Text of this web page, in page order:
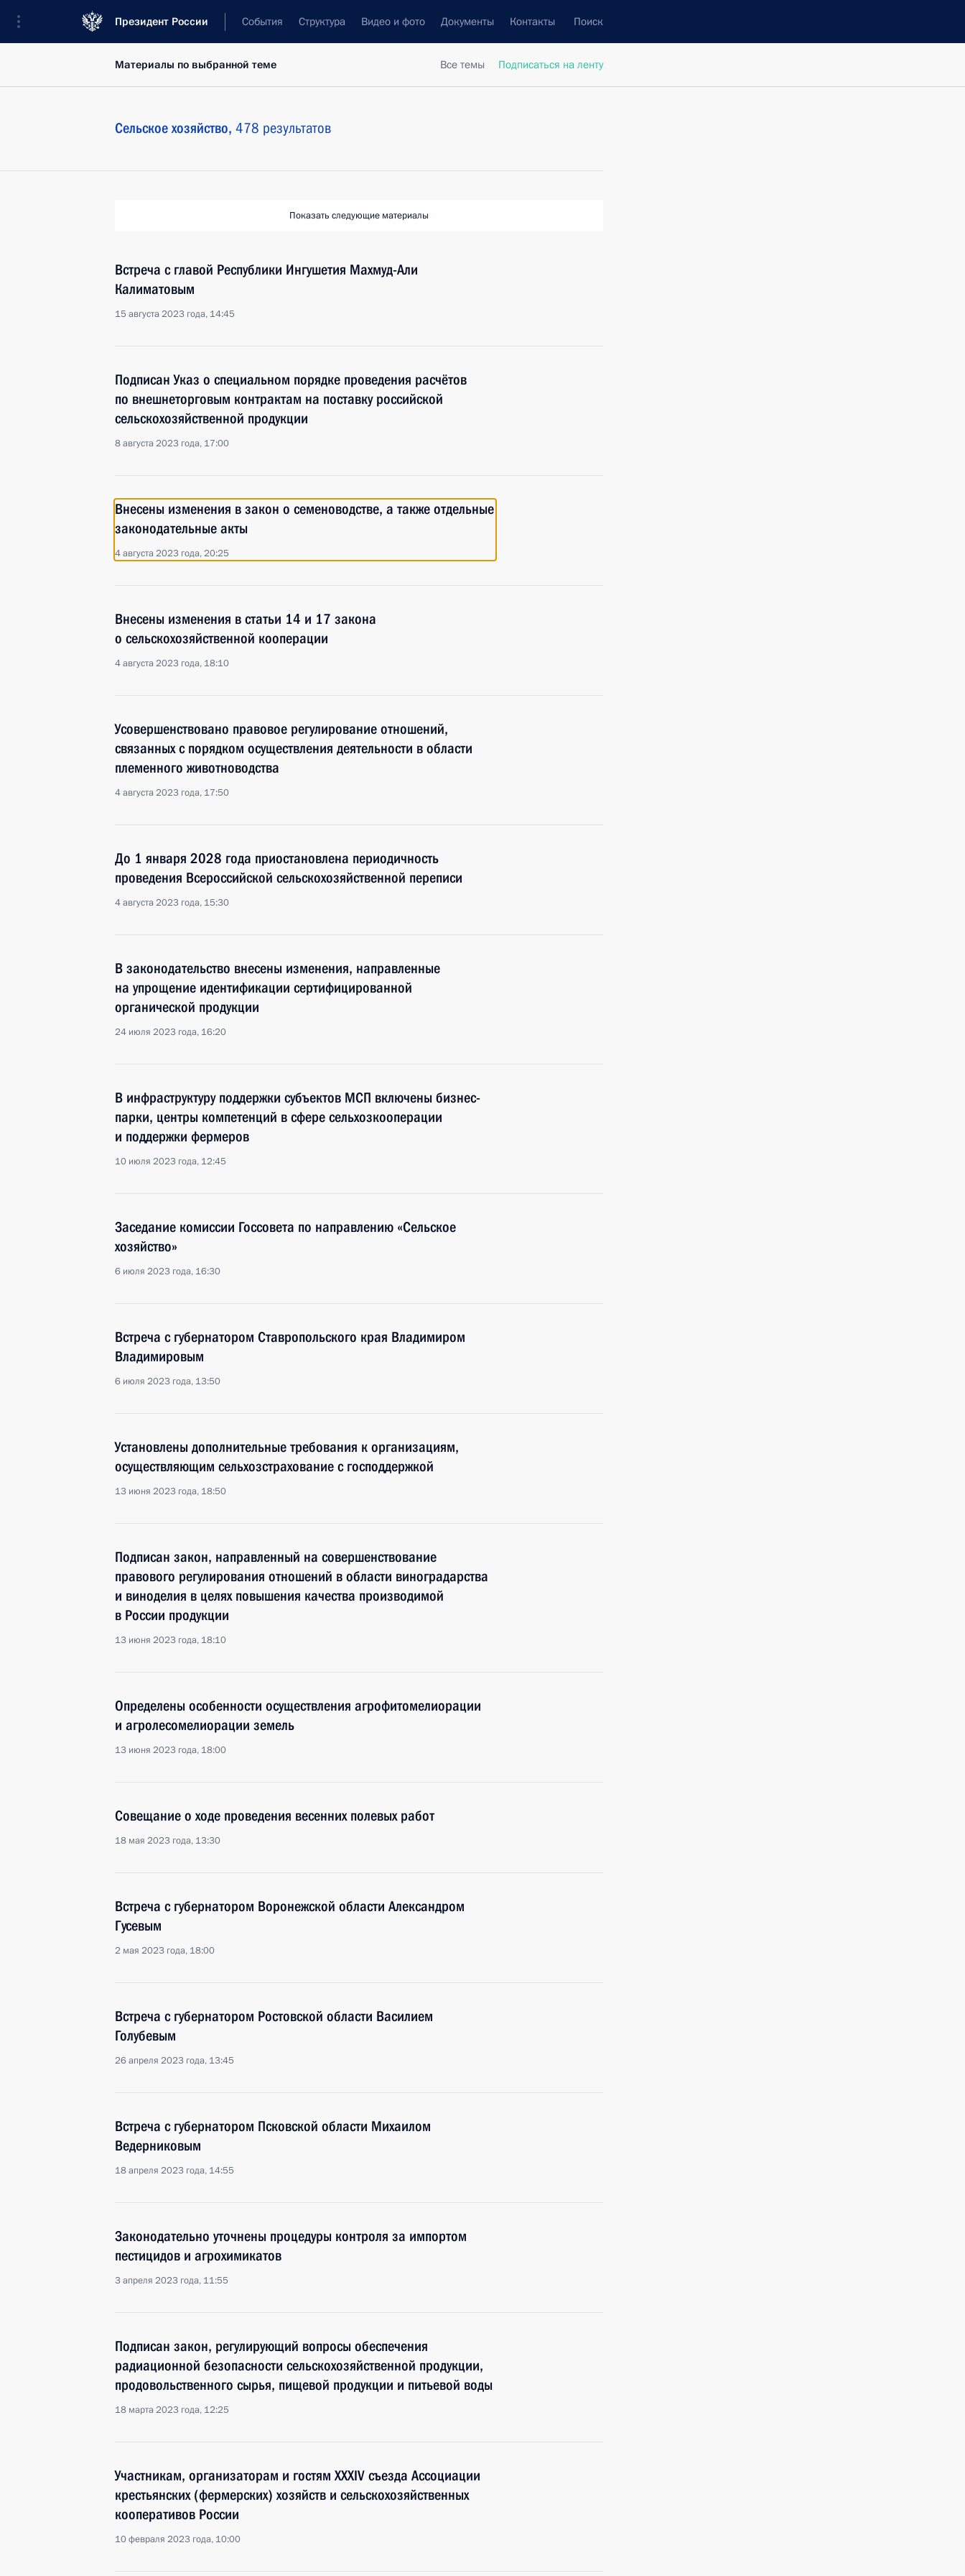
Президент России События Структура Видео и фото Документы Контакты Поиск
Все темы Подписаться на ленту
Материалы по выбранной теме
Сельское хозяйство, 478 результатов
Показать следующие материалы
Встреча с главой Республики Ингушетия Махмуд-Али
Калиматовым
15 августа 2023 года, 14:45
Подписан Указ о специальном порядке проведения расчётов
по внешнеторговым контрактам на поставку российской
сельскохозяйственной продукции
8 августа 2023 года, 17:00
Внесены изменения в закон о семеноводстве, а также отдельные
законодательные акты
4 августа 2023 года, 20:25
Внесены изменения в статьи 14 и 17 закона
о сельскохозяйственной кооперации
4 августа 2023 года, 18:10
Усовершенствовано правовое регулирование отношений,
связанных с порядком осуществления деятельности в области
племенного животноводства
4 августа 2023 года, 17:50
До 1 января 2028 года приостановлена периодичность
проведения Всероссийской сельскохозяйственной переписи
4 августа 2023 года, 15:30
В законодательство внесены изменения, направленные
на упрощение идентификации сертифицированной
органической продукции
24 июля 2023 года, 16:20
В инфраструктуру поддержки субъектов МСП включены бизнес-
парки, центры компетенций в сфере сельхозкооперации
и поддержки фермеров
10 июля 2023 года, 12:45
Заседание комиссии Госсовета по направлению «Сельское
хозяйство»
6 июля 2023 года, 16:30
Встреча с губернатором Ставропольского края Владимиром
Владимировым
6 июля 2023 года, 13:50
Установлены дополнительные требования к организациям,
осуществляющим сельхозстрахование с господдержкой
13 июня 2023 года, 18:50
Подписан закон, направленный на совершенствование
правового регулирования отношений в области виноградарства
и виноделия в целях повышения качества производимой
в России продукции
13 июня 2023 года, 18:10
Определены особенности осуществления агрофитомелиорации
и агролесомелиорации земель
13 июня 2023 года, 18:00
Совещание о ходе проведения весенних полевых работ
18 мая 2023 года, 13:30
Встреча с губернатором Воронежской области Александром
Гусевым
2 мая 2023 года, 18:00
Встреча с губернатором Ростовской области Василием
Голубевым
26 апреля 2023 года, 13:45
Встреча с губернатором Псковской области Михаилом
Ведерниковым
18 апреля 2023 года, 14:55
Законодательно уточнены процедуры контроля за импортом
пестицидов и агрохимикатов
3 апреля 2023 года, 11:55
Подписан закон, регулирующий вопросы обеспечения
радиационной безопасности сельскохозяйственной продукции,
продовольственного сырья, пищевой продукции и питьевой воды
18 марта 2023 года, 12:25
Участникам, организаторам и гостям XXXIV съезда Ассоциации
крестьянских (фермерских) хозяйств и сельскохозяйственных
кооперативов России
10 февраля 2023 года, 10:00